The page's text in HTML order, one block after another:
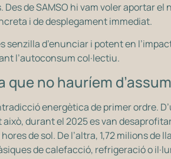
de SAMSO hi vam voler aportar
i de desplegament immediat.
senzilla d’enunciar i potent en
l’autoconsum col·lectiu.
que no hauríem
energètica de primer ordre.
durant el 2025 es van
de sol. De l’altra, 1,72 milions
de calefacció, refrigeració o